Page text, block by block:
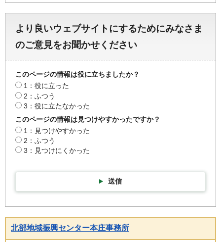
より良いウェブサイトにするためにみなさま
のご意見をお聞かせください
このページの情報は役に立ちましたか？
1：役に立った
2：ふつう
3：役に立たなかった
このページの情報は見つけやすかったですか？
1：見つけやすかった
2：ふつう
3：見つけにくかった
送信
北部地域振興センター本庄事務所